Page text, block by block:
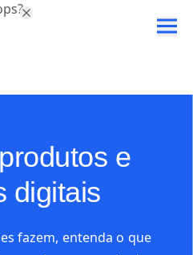
e
digitais
fazem, entenda o que